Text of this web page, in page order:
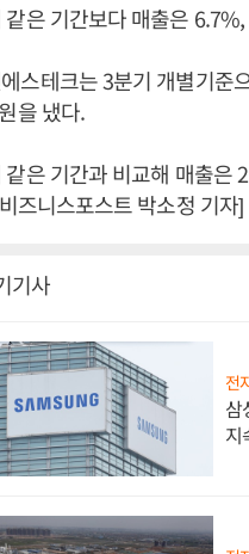
같은 기간보다 매출은
스테크는 3분기 개별기준
을 냈다.
같은 기간과 비교해 매출은
즈니스포스트 박소정 기자]
기사
전
삼
지